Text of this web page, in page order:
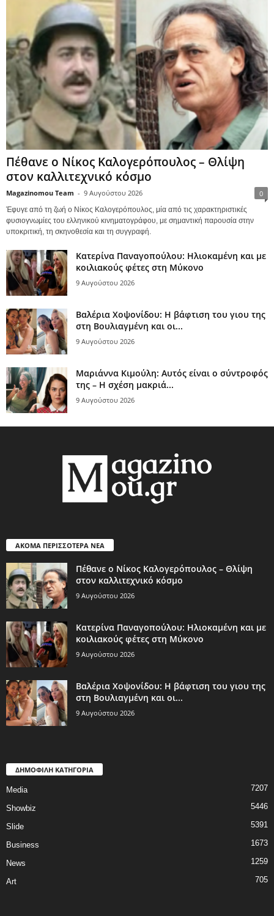
Πέθανε ο Νίκος Καλογερόπουλος – Θλίψη
στον καλλιτεχνικό κόσμο
Magazinomou Team - 9 Αυγούστου 2026 0
Έφυγε από τη ζωή ο Νίκος Καλογερόπουλος, μία από τις χαρακτηριστικές
φυσιογνωμίες του ελληνικού κινηματογράφου, με σημαντική παρουσία στην
υποκριτική, τη σκηνοθεσία και τη συγγραφή.
Κατερίνα Παναγοπούλου: Ηλιοκαμένη και με
κοιλιακούς φέτες στη Μύκονο
9 Αυγούστου 2026
Βαλέρια Χοψονίδου: Η βάφτιση του γιου της
στη Βουλιαγμένη και οι...
9 Αυγούστου 2026
Μαριάννα Κιμούλη: Αυτός είναι ο σύντροφός
της – Η σχέση μακριά...
9 Αυγούστου 2026
ΑΚΟΜΑ ΠΕΡΙΣΣΟΤΕΡΑ ΝΕΑ
Πέθανε ο Νίκος Καλογερόπουλος – Θλίψη
στον καλλιτεχνικό κόσμο
9 Αυγούστου 2026
Κατερίνα Παναγοπούλου: Ηλιοκαμένη και με
κοιλιακούς φέτες στη Μύκονο
9 Αυγούστου 2026
Βαλέρια Χοψονίδου: Η βάφτιση του γιου της
στη Βουλιαγμένη και οι...
9 Αυγούστου 2026
ΔΗΜΟΦΙΛΗ ΚΑΤΗΓΟΡΙΑ
Media 7207
Showbiz 5446
Slide 5391
Business 1673
News 1259
Art 705